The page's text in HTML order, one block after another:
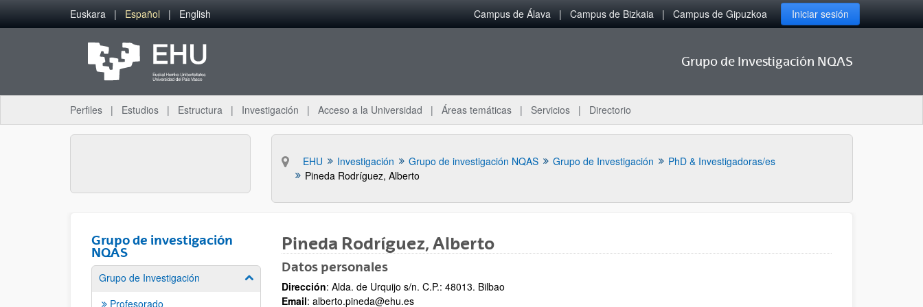
Saltar al contenido principal
Euskara Español English Campus de Álava Campus de Bizkaia Campus de Gipuzkoa Iniciar sesión
Grupo de Investigación NQAS
Perfiles Estudios Estructura Investigación Acceso a la Universidad Áreas temáticas Servicios Directorio
EHU Investigación Grupo de investigación NQAS Grupo de Investigación
PhD & Investigadoras/es
Pineda Rodríguez, Alberto
Grupo de investigación
NQAS
Grupo de Investigación Mostrar/ocultar subpáginas
Profesorado
Pineda Rodríguez, Alberto
Datos personales
Dirección: Alda. de Urquijo s/n. C.P.: 48013. Bilbao
Email: alberto.pineda@ehu.es